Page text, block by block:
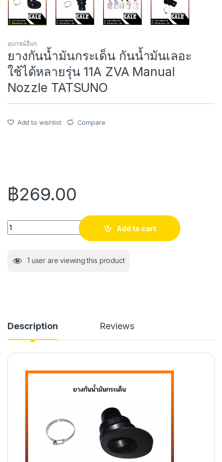
อุปกรณ์อื่นๆ
ยางกันน้ำมัน​กระเด็น กันน้ำมันเลอะ
ใช้ได้หลายรุ่น 11A ZVA Manual
Nozzle TATSUNO
Add to wishlist Compare
฿269.00
Quantity
Add to cart
1 user are viewing this product
Description Reviews